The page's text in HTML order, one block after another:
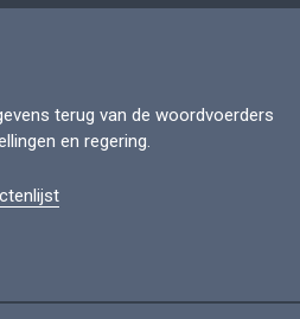
terug van de woordvoerders
en regering.